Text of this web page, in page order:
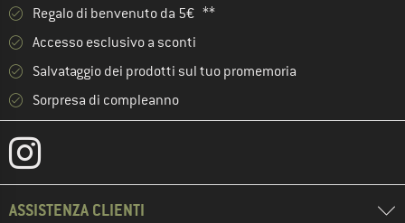
Regalo di benvenuto da 5€ **
Accesso esclusivo a sconti
Salvataggio dei prodotti sul tuo promemoria
Sorpresa di compleanno
ASSISTENZA CLIENTI